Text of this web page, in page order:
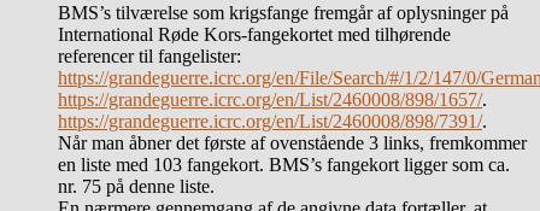
BMS’s tilværelse som krigsfange fremgår af oplysninger på
International Røde Kors-fangekortet med tilhørende
referencer til fangelister:
https://grandeguerre.icrc.org/en/File/Search/#/1/2/147/0/
https://grandeguerre.icrc.org/en/List/2460008/898/1657/.
https://grandeguerre.icrc.org/en/List/2460008/898/7391/.
Når man åbner det første af ovenstående 3 links, fremkommer
en liste med 103 fangekort. BMS’s fangekort ligger som ca.
nr. 75 på denne liste.